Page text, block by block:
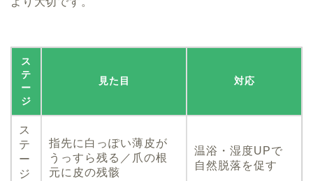
ス
テ
ー
ジ
見た目 対応
ス
テ
ー
ジ
指先に白っぽい薄皮が
うっすら残る／爪の根
元に皮の残骸
温浴・湿度UPで
自然脱落を促す